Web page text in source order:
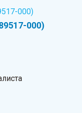
000)